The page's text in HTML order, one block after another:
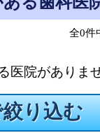
全0
医院がありま
り込む